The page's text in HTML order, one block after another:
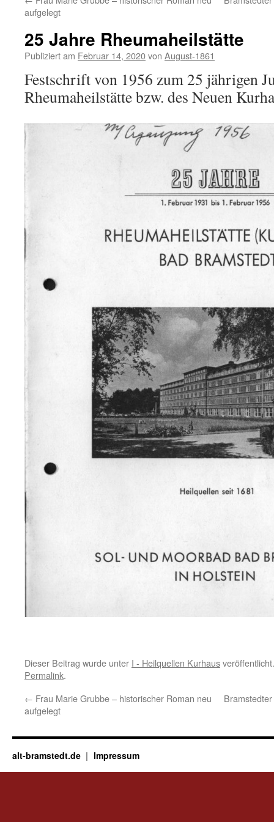
aufgelegt
25 Jahre Rheumaheilstätte
Publiziert am Februar 14, 2020von August-1861
Festschrift von 1956 zum 25 jährigen
Rheumaheilstätte bzw. des Neuen
Dieser Beitrag wurde unter I - Heilquellen Kurhaus
Permalink.
← Frau Marie Grubbe – historischer Roman neu
aufgelegt
alt-bramstedt.de Impressum